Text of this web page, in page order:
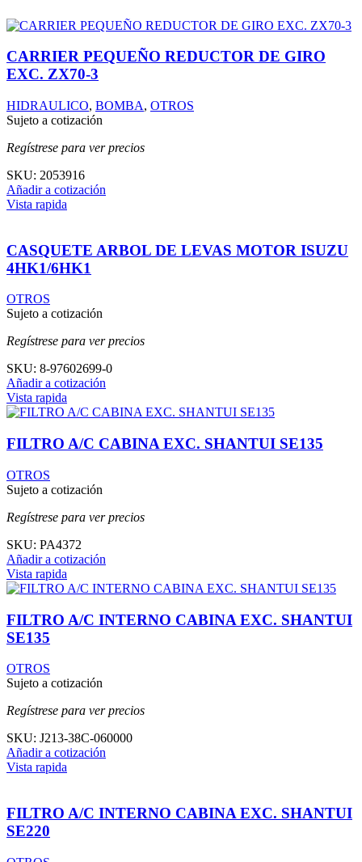
CARRIER PEQUEÑO REDUCTOR DE GIRO
EXC. ZX70-3
HIDRAULICO, BOMBA, OTROS
Sujeto a cotización
Regístrese para ver precios
SKU: 2053916
Añadir a cotización
Vista rapida
CASQUETE ARBOL DE LEVAS MOTOR ISUZU
4HK1/6HK1
OTROS
Sujeto a cotización
Regístrese para ver precios
SKU: 8-97602699-0
Añadir a cotización
Vista rapida
FILTRO A/C CABINA EXC. SHANTUI SE135
OTROS
Sujeto a cotización
Regístrese para ver precios
SKU: PA4372
Añadir a cotización
Vista rapida
FILTRO A/C INTERNO CABINA EXC. SHANTUI
SE135
OTROS
Sujeto a cotización
Regístrese para ver precios
SKU: J213-38C-060000
Añadir a cotización
Vista rapida
FILTRO A/C INTERNO CABINA EXC. SHANTUI
SE220